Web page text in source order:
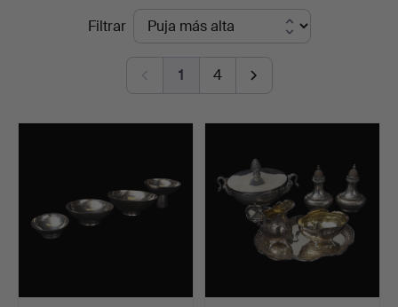
Auktionsbyrå
Filtrar
1 4